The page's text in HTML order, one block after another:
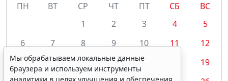
ПН
ВТ СР ЧТ ПТ СБ
ВС
1
2 3 4
5
6
7 8 9 10 11
12
13
14 15 16 17
19
Мы обрабатываем локальные данные
браузера и используем инструменты